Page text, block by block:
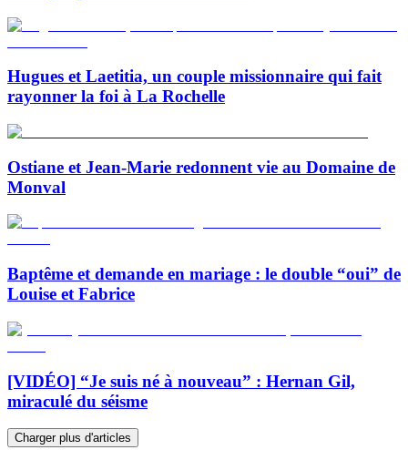
Hugues et Laetitia, un couple missionnaire qui fait
rayonner la foi à La Rochelle
Ostiane et Jean-Marie redonnent vie au Domaine de
Monval
Baptême et demande en mariage : le double “oui” de
Louise et Fabrice
[VIDÉO] “Je suis né à nouveau” : Hernan Gil,
miraculé du séisme
Charger plus d'articles